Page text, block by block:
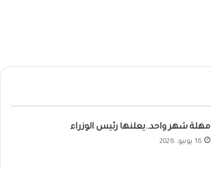
مهلة شهر واحد..يعلنها رئيس الوزراء
16 يونيو، 2026